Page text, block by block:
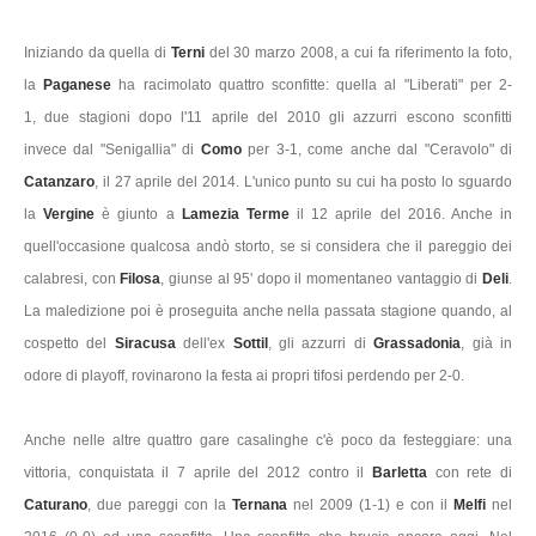
Iniziando da quella di Terni del 30 marzo 2008, a cui fa riferimento la foto,
la Paganese ha racimolato quattro sconfitte: quella al "Liberati" per 2-
1, due stagioni dopo l'11 aprile del 2010 gli azzurri escono sconfitti
invece dal "Senigallia" di Comoper 3-1, come anche dal "Ceravolo" di
Catanzaro, il 27 aprile del 2014. L'unico punto su cui ha posto lo sguardo
laVergineè giunto a Lamezia Termeil 12 aprile del 2016. Anche in
quell'occasione qualcosa andò storto, se si considera che il pareggio dei
calabresi, con Filosa, giunse al 95' dopo il momentaneo vantaggio di Deli.
La maledizione poi è proseguita anche nella passata stagione quando, al
cospetto del Siracusadell'ex Sottil , gli azzurri diGrassadonia, già in
odore di playoff, rovinarono la festa ai propri tifosi perdendo per 2-0.
Anche nelle altre quattro gare casalinghe c'è poco da festeggiare: una
vittoria, conquistata il 7 aprile del 2012 contro il
Barletta con rete di
Caturano, due pareggi con la Ternana nel 2009 (1-1) e con il Melfi nel